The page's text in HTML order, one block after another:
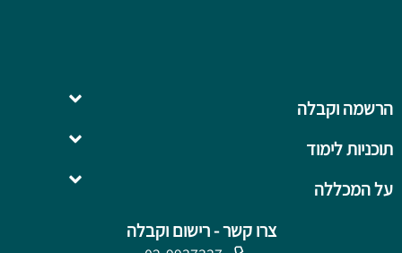
צרו קשר - רישום וקבלה
על המכללה
תוכניות לימוד
הרשמה וקבלה